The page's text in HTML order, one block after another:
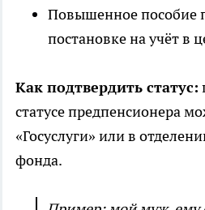
Повышенное пособие
постановке на учёт в
Как подтвердить статус:
статусе предпенсионера
«Госуслуги» или в
фонда.